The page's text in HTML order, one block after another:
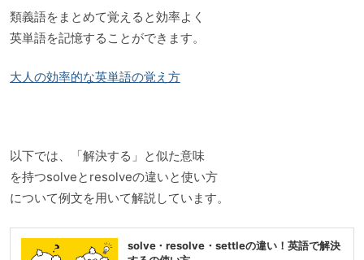
類義語をまとめて覚えると効率よく
英単語を記憶することができます。
大人の効率的な英単語の覚え方
以下では、「解決する」と似た意味
を持つsolveとresolveの違いと使い方
について例文を用いて解説しています。
solve・resolve・settleの違い！英語で解決